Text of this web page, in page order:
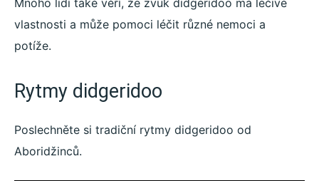
Mnoho lidí také věří, že zvuk didgeridoo má léčivé
vlastnosti a může pomoci léčit různé nemoci a
potíže.
Rytmy didgeridoo
Poslechněte si tradiční rytmy didgeridoo od
Aboridžinců.